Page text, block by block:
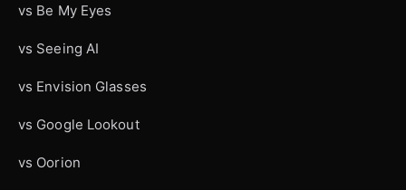
vs Be My Eyes
vs Seeing AI
vs Envision Glasses
vs Google Lookout
vs Oorion